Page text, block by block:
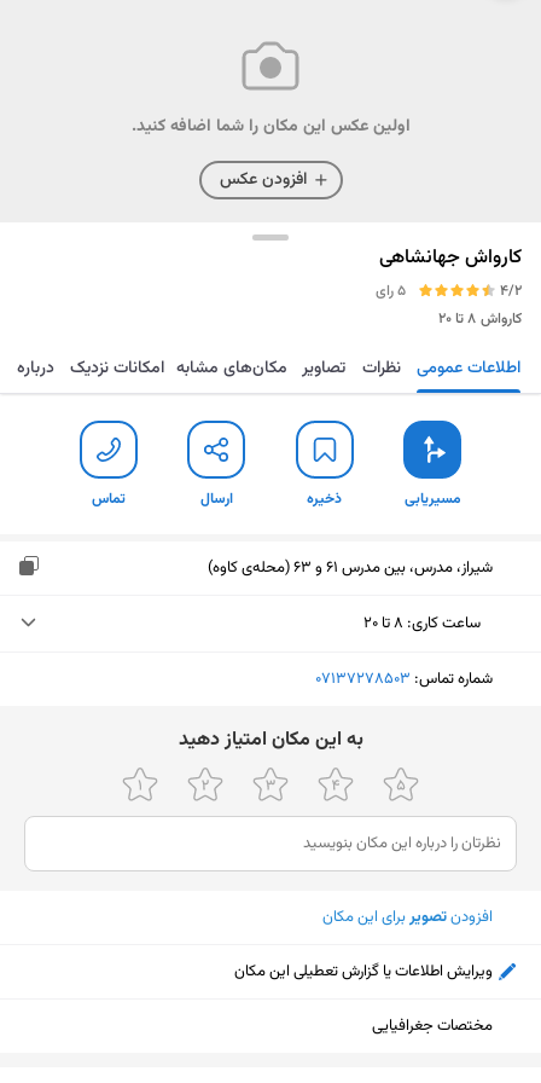
اولین عکس این مکان را شما اضافه کنید.
افزودن عکس
کارواش جهانشاهی
4/2
5 رای
کارواش ۸ تا ۲۰
مسیریابی ذخیره ارسال تماس اطلاعات عمومی نظرات تصاویر مکان‌های مشابه امکانات نزدیک درباره
مسیریابی ذخیره ارسال تماس
شیراز، مدرس، بین مدرس 61 و 63 (محله‌ی کاوه)
ساعت کاری: ۸ تا ۲۰
یکشنبه (امروز)
چهارشنبه
۸ تا ۲۰
پنجشنبه
۸ تا ۲۰
جمعه
شنبه
شماره تماس: ‎07137278503
ﺑﻪ اﯾﻦ ﻣﮑﺎن اﻣﺘﯿﺎز دﻫﯿﺪ
افزودنتصویربرای این مکان
ویرایش اطلاعات یا گزارش تعطیلی این مکان
مختصات جغرافیایی